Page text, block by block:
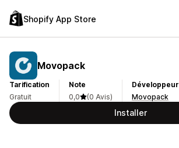
Shopify App Store
Movopack
Tarification
Gratuit
Note
0,0
(0 Avis)
Développeur
Movopack
Installer